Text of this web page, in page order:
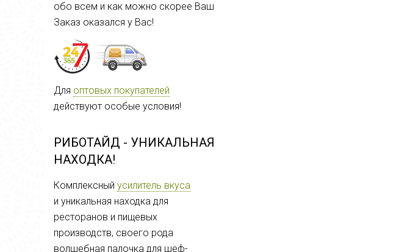
обо всем и как можно скорее Ваш
Заказ оказался у Вас!
Для оптовых покупателей
действуют особые условия!
РИБОТАЙД - УНИКАЛЬНАЯ
НАХОДКА!
Комплексный усилитель вкуса
и уникальная находка для
ресторанов и пищевых
производств, своего рода
волшебная палочка для шеф-